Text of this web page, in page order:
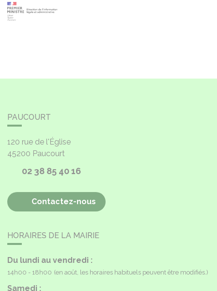
PAUCOURT
120 rue de l'Église
45200 Paucourt
02 38 85 40 16
Contactez-nous
HORAIRES DE LA MAIRIE
Du lundi au vendredi :
14h00 - 18h00 (en août, les horaires habituels peuvent être modifiés.)
Samedi :